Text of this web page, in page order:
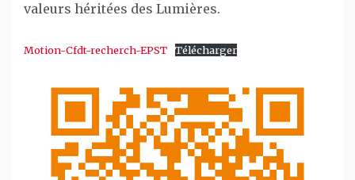
valeurs héritées des Lumières.
Motion-Cfdt-recherch-EPST Télécharger